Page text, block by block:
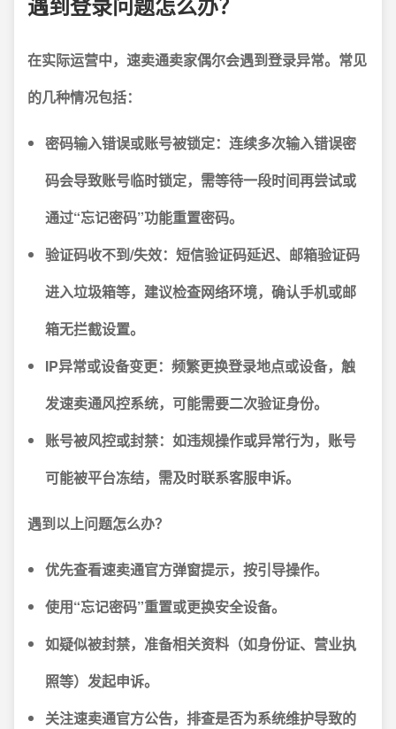
在实际运营中，速卖通卖家偶尔会遇到登录异常。常见
的几种情况包括：
密码输入错误或账号被锁定：连续多次输入错误密
码会导致账号临时锁定，需等待一段时间再尝试或
通过“忘记密码”功能重置密码。
验证码收不到/失效：短信验证码延迟、邮箱验证码
进入垃圾箱等，建议检查网络环境，确认手机或邮
箱无拦截设置。
IP异常或设备变更：频繁更换登录地点或设备，触
发速卖通风控系统，可能需要二次验证身份。
账号被风控或封禁：如违规操作或异常行为，账号
可能被平台冻结，需及时联系客服申诉。
遇到以上问题怎么办？
优先查看速卖通官方弹窗提示，按引导操作。
使用“忘记密码”重置或更换安全设备。
如疑似被封禁，准备相关资料（如身份证、营业执
照等）发起申诉。
关注速卖通官方公告，排查是否为系统维护导致的